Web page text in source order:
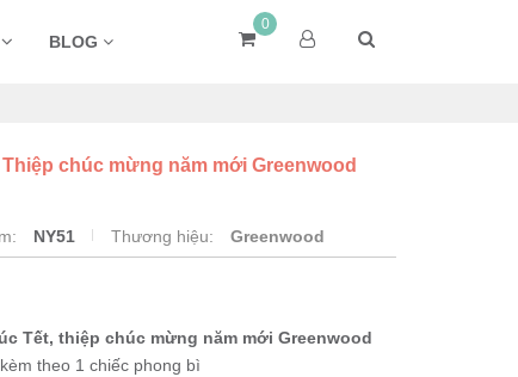
BLOG
0
chúc mừng năm mới Greenwood
NY51 Thương hiệu: Greenwood
Tết, thiệp chúc mừng năm mới Greenwood
theo 1 chiếc phong bì